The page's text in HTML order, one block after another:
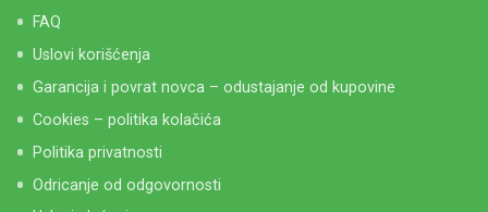
FAQ
Uslovi korišćenja
Garancija i povrat novca – odustajanje od kupovine
Cookies – politika kolačića
Politika privatnosti
Odricanje od odgovornosti